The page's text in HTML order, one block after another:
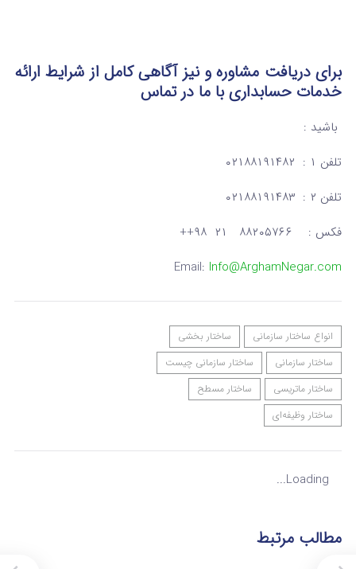
برای دریافت مشاوره و نیز آگاهی کامل از شرایط ارائه
خدمات حسابداریبا ما در تماس
باشید :
تلفن ۱ : ۰۲۱۸۸۱۹۱۴۸۲
تلفن ۲ : ۰۲۱۸۸۱۹۱۴۸۳
فکس : ۸۸۲۰۵۷۶۶ ۲۱ ۹۸++
Email: Info@ArghamNegar.com
انواع ساختار سازمانی
ساختار بخشی
ساختار سازمانی
ساختار سازمانی چیست
ساختار ماتریسی
ساختار مسطح
ساختار وظیفه‌ای
Loading...
مطالب مرتبط